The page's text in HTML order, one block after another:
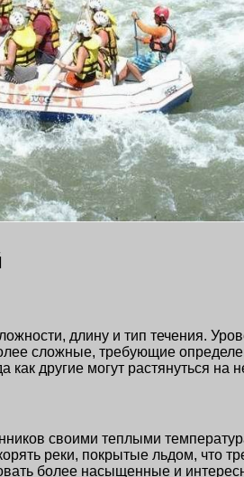
длину и тип течения.
сложные, требующие
другие могут растянуться на
своими теплыми
реки, покрытые льдом, что
более насыщенные и